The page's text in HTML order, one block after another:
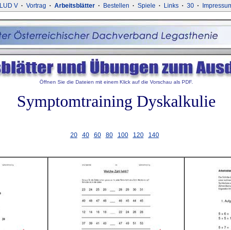
LUD V · Vortrag · Arbeitsblätter · Bestellen · Spiele · Links · 30 ·
Öffnen Sie die Dateien mit einem Klick auf die Vorschau als PDF.
Symptomtraining Dyskalkulie
20 40 60 80 100 120 140